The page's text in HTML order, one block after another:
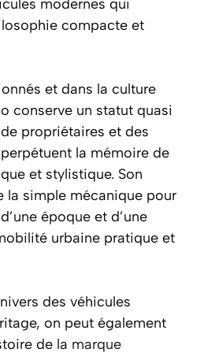
modernes qui
compacte et
et dans la culture
conserve un statut quasi
propriétaires et des
la mémoire de
et stylistique. Son
la simple mécanique pour
époque et d’une
urbaine pratique et
des véhicules
on peut également
de la marque